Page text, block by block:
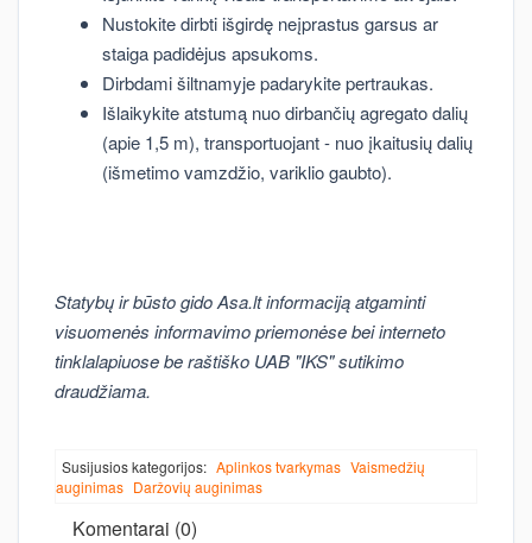
Nustokite dirbti išgirdę neįprastus garsus ar
staiga padidėjus apsukoms.
Dirbdami šiltnamyje padarykite pertraukas.
Išlaikykite atstumą nuo dirbančių agregato dalių
(apie 1,5 m), transportuojant - nuo įkaitusių dalių
(išmetimo vamzdžio, variklio gaubto).
Statybų ir būsto gido Asa.lt informaciją atgaminti
visuomenės informavimo priemonėse bei interneto
tinklalapiuose be raštiško UAB "IKS" sutikimo
draudžiama.
Susijusios kategorijos: Aplinkos tvarkymas Vaismedžių
auginimas Daržovių auginimas
Komentarai (0)